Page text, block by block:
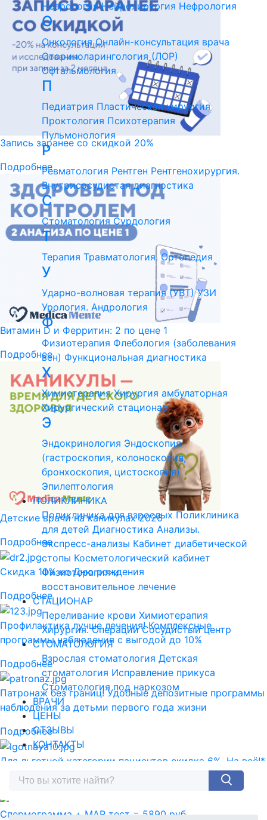
Запись заранее со скидкой 20%
Подробнее
Витамин D и Ферритин: 2 по цене 1
Подробнее
Детские врачи на каникулах 2026
Подробнее
Скидка 10% ко Дню рождения
Подробнее
Профилактика лучше лечения! Комплексные
программы наблюдения с выгодой до 10%
Подробнее
Патронаж без границ! Удобные депозитные программы
наблюдения за детьми первого года жизни
Подробнее
Для льготной категории пациентов скидка 6%. На всё!*
Подробнее
Спермограмма + MAR тест = 5890 руб.
Неврология Нейрохирургия Нефрология
О
Онкология Онлайн-консультация врача
Оториноларингология (ЛОР)
Офтальмология
П
Педиатрия Пластическая хирургия
Проктология Психотерапия
Пульмонология
Р
Ревматология Рентген Рентгенохирургия.
Внутрисосудистая диагностика
С
Стоматология Сурдология
Т
Терапия Травматология. Ортопедия
У
Ударно-волновая терапия (УВТ) УЗИ
Урология. Андрология
Ф
Физиотерапия Флебология (заболевания
вен) Функциональная диагностика
Х
Химиотерапия Хирургия амбулаторная
Хирургический стационар
Э
Эндокринология Эндоскопия
(гастроскопия, колоноскопия,
бронхоскопия, цистоскопия)
Эпилептология
ПОЛИКЛИНИКА
Поликлиника для взрослых Поликлиника
для детей Диагностика Анализы.
Экспресс-анализы Кабинет диабетической
стопы Косметологический кабинет
Физиотерапия и
восстановительное лечение
СТАЦИОНАР
Переливание крови Химиотерапия
Хирургия. Операции Сосудистый центр
СТОМАТОЛОГИЯ
Взрослая стоматология Детская
стоматология Исправление прикуса
Стоматология под наркозом
ВРАЧИ
ЦЕНЫ
ОТЗЫВЫ
КОНТАКТЫ